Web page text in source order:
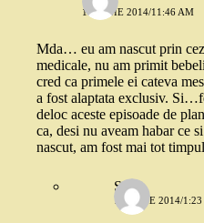
17 IUNIE 2014/11:46 AM
Mda… eu am nascut prin
medicale, nu am primit
cred ca primele ei cateva
a fost alaptata exclusiv.
deloc aceste episoade de
ca, desi nu aveam habar ce
nascut, am fost mai tot
Stefi
17 IUNIE 2014/1:23